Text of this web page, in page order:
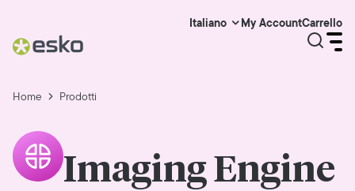
Italiano My AccountCarrello
Home Prodotti
Imaging Engine